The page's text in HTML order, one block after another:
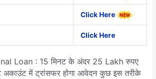
Click Here
Click Here
Loan : 15 मिनट के अंदर 25 Lakh रुपए
अकाउंट में ट्रांसफर होगा आवेदन कुछ इस तरीके